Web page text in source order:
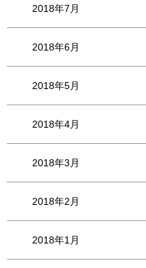
2018年7月
2018年6月
2018年5月
2018年4月
2018年3月
2018年2月
2018年1月